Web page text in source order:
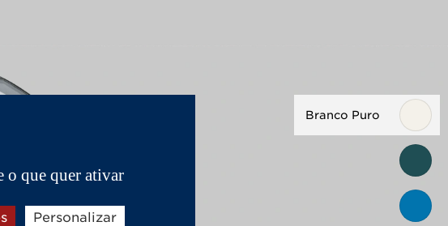
Branco Puro
o que quer ativar
Personalizar